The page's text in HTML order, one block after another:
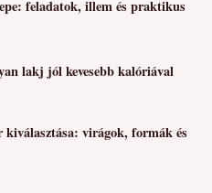
feladatok, illem és praktikus
lakj jól kevesebb kalóriával
kiválasztása: virágok, formák és